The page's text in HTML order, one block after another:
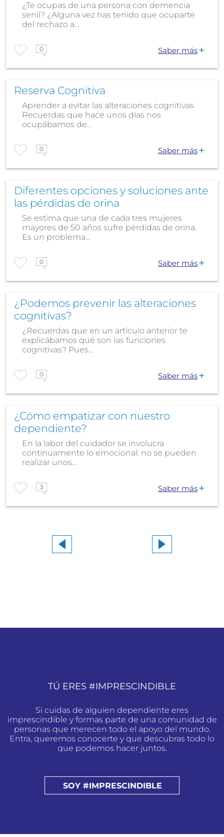
¿Te ocupas de una persona con demencia
senil? ¿Alguna vez has tenido que ocuparte
del rechazo a...
0 Saber más
Reserva Cognitiva
Aprender a evitar las alteraciones cognitivas
Recuerdas que hace unos días nos
ocupábamos de...
0 Saber más
Diferentes opciones y soluciones ante
las pérdidas de orina
Se estima que una de cada tres mujeres
mayores de 50 años sufre pérdidas de orina.
Es un problema...
0 Saber más
¿Podemos prevenir las alteraciones
cognitivas?
¿Recuerdas que en un artículo anterior te
explicábamos qué son las funciones
cognitivas? Pues...
0 Saber más
¿Cómo empatizar con nuestro
dependiente?
En la labor del cuidador se involucra
continuamente lo emocional: no se pueden
realizar unos...
3 Saber más
TÚ ERES #IMPRESCINDIBLE
Si cuidas de alguien dependiente eres
imprescindible y formas parte de una comunidad de
personas que merecen todo el apoyo del mundo.
Entra, queremos conocerte y que descubras todo lo
que podemos hacer juntos.
SOY #IMPRESCINDIBLE